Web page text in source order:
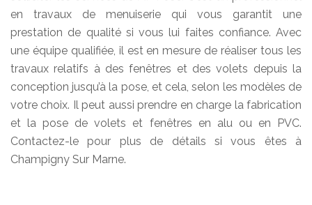
en travaux de menuiserie qui vous garantit une
prestation de qualité si vous lui faites confiance. Avec
une équipe qualifiée, il est en mesure de réaliser tous les
travaux relatifs à des fenêtres et des volets depuis la
conception jusqu’à la pose, et cela, selon les modèles de
votre choix. Il peut aussi prendre en charge la fabrication
et la pose de volets et fenêtres en alu ou en PVC.
Contactez-le pour plus de détails si vous êtes à
Champigny Sur Marne.